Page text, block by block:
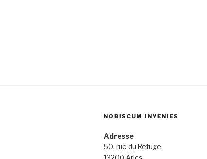
NOBISCUM INVENIES
Adresse
50, rue du Refuge